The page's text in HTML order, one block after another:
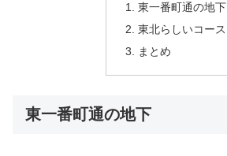
東一番町通の地下
東北らしいコース
まとめ
東一番町通の地下